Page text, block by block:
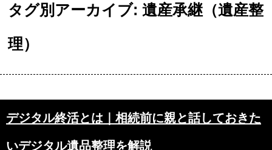
タグ別アーカイブ: 遺産承継（遺産整
理）
デジタル終活とは｜相続前に親と話しておきた
いデジタル遺品整理を解説